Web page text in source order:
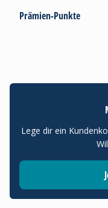
Prämien-Punkte
Lege dir ein